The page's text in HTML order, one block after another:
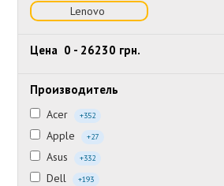
Lenovo
Цена 0 - 26230 грн.
Производитель
Acer +352
Apple +27
Asus +332
Dell +193